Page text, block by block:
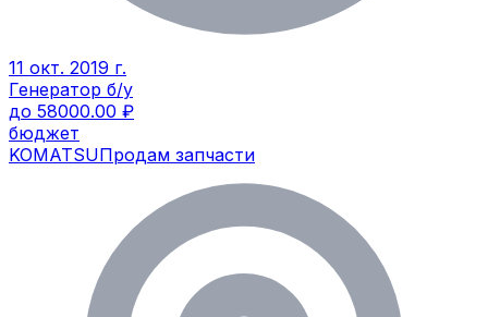
11 окт. 2019 г.
Генератор б/у
до 58000.00 ₽
бюджет
KOMATSUПродам запчасти